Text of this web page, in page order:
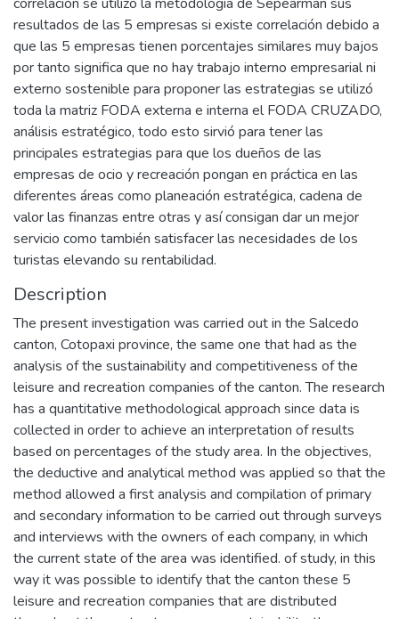
resultados de las 5 empresas si existe correlación debido a
que las 5 empresas tienen porcentajes similares muy bajos
por tanto significa que no hay trabajo interno empresarial ni
externo sostenible para proponer las estrategias se utilizó
toda la matriz FODA externa e interna el FODA CRUZADO,
análisis estratégico, todo esto sirvió para tener las
principales estrategias para que los dueños de las
empresas de ocio y recreación pongan en práctica en las
diferentes áreas como planeación estratégica, cadena de
valor las finanzas entre otras y así consigan dar un mejor
servicio como también satisfacer las necesidades de los
turistas elevando su rentabilidad.
Description
The present investigation was carried out in the Salcedo
canton, Cotopaxi province, the same one that had as the
analysis of the sustainability and competitiveness of the
leisure and recreation companies of the canton. The research
has a quantitative methodological approach since data is
collected in order to achieve an interpretation of results
based on percentages of the study area. In the objectives,
the deductive and analytical method was applied so that the
method allowed a first analysis and compilation of primary
and secondary information to be carried out through surveys
and interviews with the owners of each company, in which
the current state of the area was identified. of study, in this
way it was possible to identify that the canton these 5
leisure and recreation companies that are distributed